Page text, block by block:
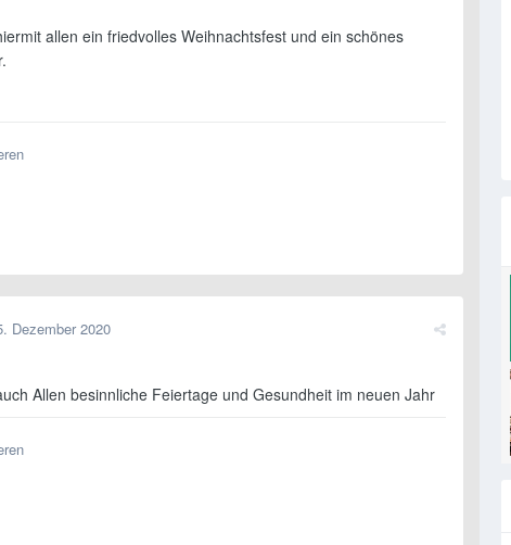
allen ein friedvolles Weihnachtsfest und ein schönes
Dezember 2020
Allen besinnliche Feiertage und Gesundheit im neuen Jahr